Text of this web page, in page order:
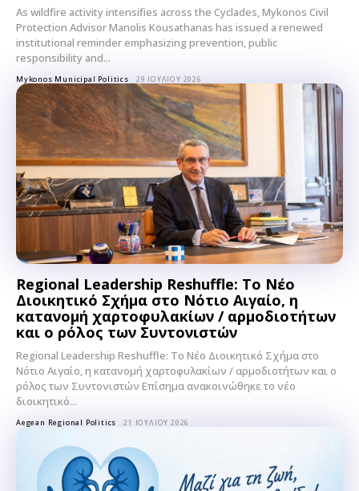
to stay in the loop.
As wildfire activity intensifies across the Cyclades, Mykonos Civil
Protection Advisor Manolis Kousathanas has issued a renewed
institutional reminder emphasizing prevention, public
responsibility and...
Mykonos Municipal Politics 29 ΙΟΥΛΊΟΥ 2026
Regional Leadership Reshuffle: Το Νέο
Διοικητικό Σχήμα στο Νότιο Αιγαίο, η
κατανομή χαρτοφυλακίων / αρμοδιοτήτων
και ο ρόλος των Συντονιστών
Regional Leadership Reshuffle: Το Νέο Διοικητικό Σχήμα στο
Νότιο Αιγαίο, η κατανομή χαρτοφυλακίων / αρμοδιοτήτων και ο
ρόλος των Συντονιστών Επίσημα ανακοινώθηκε το νέο
διοικητικό...
Aegean Regional Politics 21 ΙΟΥΛΊΟΥ 2026